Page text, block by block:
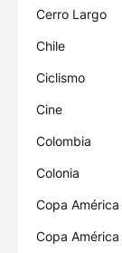
Cerro Largo
Chile
Ciclismo
Cine
Colombia
Colonia
Copa América
Copa